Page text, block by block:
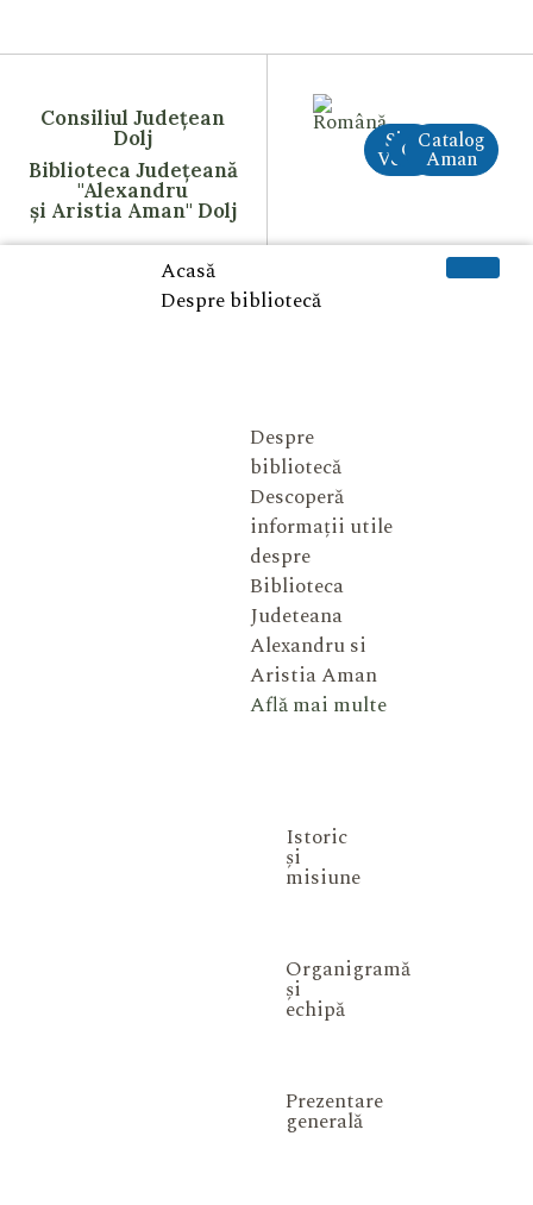
Consiliul Județean
Dolj
Biblioteca Județeană
"Alexandru
și Aristia Aman" Dolj
Site
VechiCreAI
Catalog
Aman
Acasă
Despre bibliotecă
Despre
bibliotecă
Descoperă
informații utile
despre
Biblioteca
Judeteana
Alexandru si
Aristia Aman
Află mai multe
Istoric
și
misiune
Organigramă
și
echipă
Prezentare
generală